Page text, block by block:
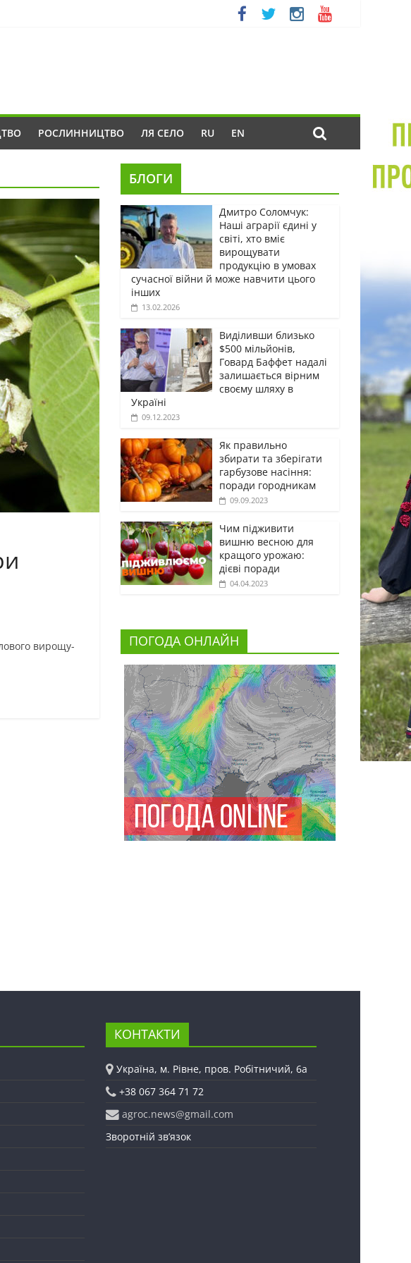
РОСЛИННИЦТВО ЛЯ СЕЛО RU EN
ви­ро­щу­
БЛОГИ
Дмитро Соломчук:
Наші аграрії єдині у
світі, хто вміє
вирощувати
продукцію в умовах
сучасної війни й може навчити цього
інших
13.02.2026
Виділивши близько
$500 мільйонів,
Говард Баффет надалі
залишається вірним
своєму шляху в
Україні
09.12.2023
Як правильно
збирати та зберігати
гарбузове насіння:
поради городникам
09.09.2023
Чим підживити
вишню весною для
кращого урожаю:
дієві поради
04.04.2023
ПОГОДА ОНЛАЙН
КОНТАКТИ
Україна, м. Рівне, пров. Робітничий, 6а
+38 067 364 71 72
agroc.news@gmail.com
Зворотній зв’язок